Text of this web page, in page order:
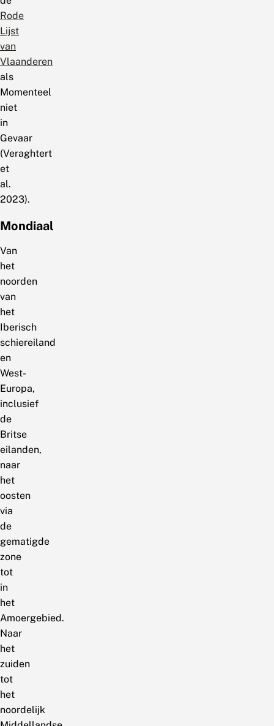
Rode
Lijst
van
Vlaanderen
als
Momenteel
niet
in
Gevaar
(Veraghtert
et
al.
2023).
Mondiaal
Van
het
noorden
van
het
Iberisch
schiereiland
en
West-
Europa,
inclusief
de
Britse
eilanden,
naar
het
oosten
via
de
gematigde
zone
tot
in
het
Amoergebied.
Naar
het
zuiden
tot
het
noordelijk